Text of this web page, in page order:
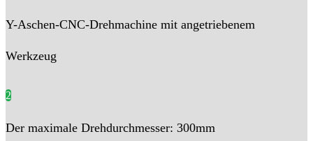
Y-Aschen-CNC-Drehmachine mit angetriebenem
Werkzeug
2
Der maximale Drehdurchmesser: 300mm